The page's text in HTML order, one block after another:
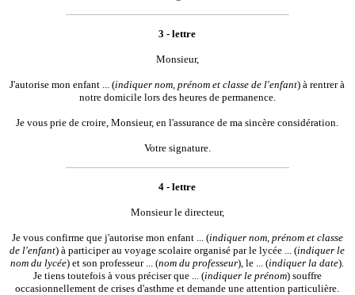
3 - lettre
Monsieur,
J'autorise mon enfant ... (indiquer nom, prénom et classe de l'enfant) à rentrer à
notre domicile lors des heures de permanence.
Je vous prie de croire, Monsieur, en l'assurance de ma sincère considération.
Votre signature.
4 - lettre
Monsieur le directeur,
Je vous confirme que j'autorise mon enfant ... (indiquer nom, prénom et classe
de l'enfant) à participer au voyage scolaire organisé par le lycée ... (indiquer le
nom du lycée) et son professeur ... (nom du professeur), le ... (indiquer la date).
Je tiens toutefois à vous préciser que ... (indiquer le prénom) souffre
occasionnellement de crises d'asthme et demande une attention particulière.